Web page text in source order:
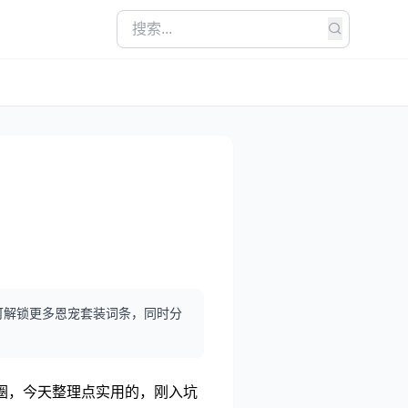
锁更多恩宠套装词条，同时分
，今天整理点实用的，刚入坑